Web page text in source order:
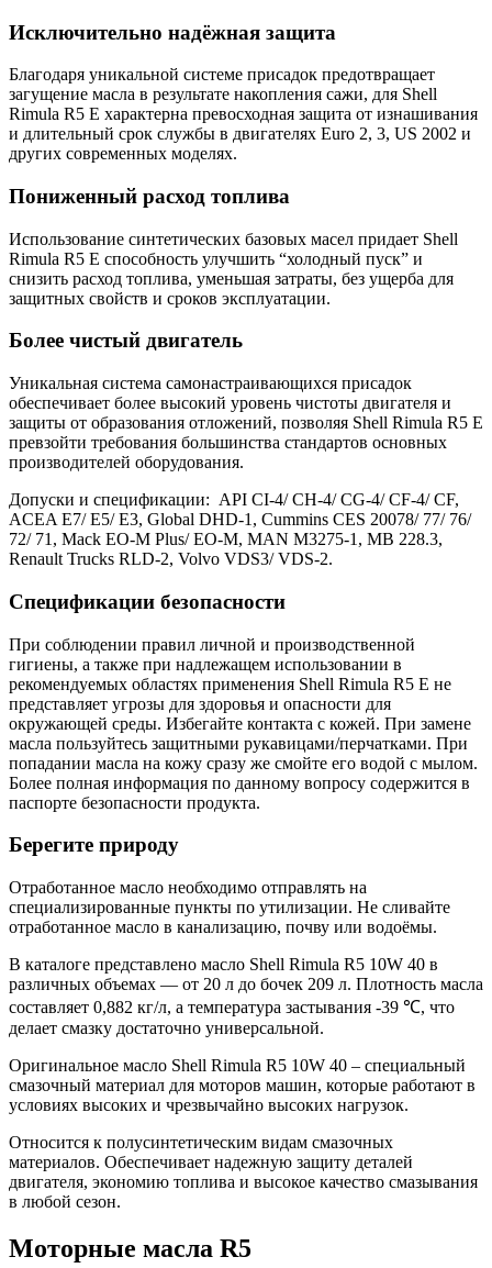
Исключительно надёжная защита
Благодаря уникальной системе присадок предотвращает
загущение масла в результате накопления сажи, для Shell
Rimula R5 E характерна превосходная защита от изнашивания
и длительный срок службы в двигателях Euro 2, 3, US 2002 и
других современных моделях.
Пониженный расход топлива
Использование синтетических базовых масел придает Shell
Rimula R5 E способность улучшить “холодный пуск” и
снизить расход топлива, уменьшая затраты, без ущерба для
защитных свойств и сроков эксплуатации.
Более чистый двигатель
Уникальная система самонастраивающихся присадок
обеспечивает более высокий уровень чистоты двигателя и
защиты от образования отложений, позволяя Shell Rimula R5 E
превзойти требования большинства стандартов основных
производителей оборудования.
Допуски и спецификации: API CI-4/ CH-4/ CG-4/ CF-4/ CF,
ACEA E7/ E5/ E3, Global DHD-1, Cummins CES 20078/ 77/ 76/
72/ 71, Mack EO-M Plus/ EO-M, MAN M3275-1, MB 228.3,
Renault Trucks RLD-2, Volvo VDS3/ VDS-2.
Спецификации безопасности
При соблюдении правил личной и производственной
гигиены, а также при надлежащем использовании в
рекомендуемых областях применения Shell Rimula R5 E не
представляет угрозы для здоровья и опасности для
окружающей среды. Избегайте контакта с кожей. При замене
масла пользуйтесь защитными рукавицами/перчатками. При
попадании масла на кожу сразу же смойте его водой с мылом.
Более полная информация по данному вопросу содержится в
паспорте безопасности продукта.
Берегите природу
Отработанное масло необходимо отправлять на
специализированные пункты по утилизации. Не сливайте
отработанное масло в канализацию, почву или водоёмы.
В каталоге представлено масло Shell Rimula R5 10W 40 в
различных объемах — от 20 л до бочек 209 л. Плотность масла
составляет 0,882 кг/л, а температура застывания -39 ℃, что
делает смазку достаточно универсальной.
Оригинальное масло Shell Rimula R5 10W 40 – специальный
смазочный материал для моторов машин, которые работают в
условиях высоких и чрезвычайно высоких нагрузок.
Относится к полусинтетическим видам смазочных
материалов. Обеспечивает надежную защиту деталей
двигателя, экономию топлива и высокое качество смазывания
в любой сезон.
Моторные масла R5